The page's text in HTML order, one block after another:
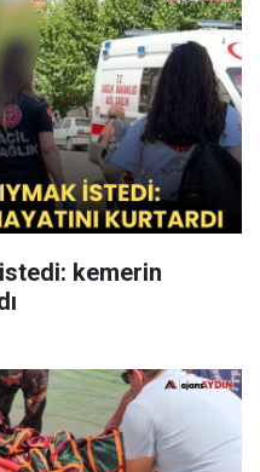
istedi: kemerin